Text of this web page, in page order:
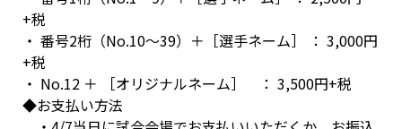
+税
・ 番号2桁（No.10～39）＋［選手ネーム］ ： 3,000円
+税
・ No.12 ＋ ［オリジナルネーム］ ： 3,500円+税
◆お支払い方法